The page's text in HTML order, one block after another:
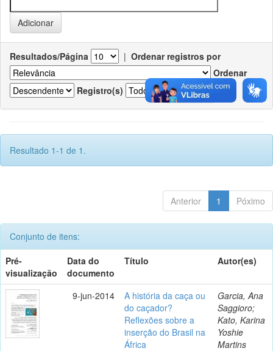
Resultados/Página | Ordenar registros por
Ordenar
Registro(s)
Resultado 1-1 de 1.
Anterior 1 Póximo
Conjunto de itens:
Pré-
visualização
Data do
documento
Título Autor(es)
9-jun-2014
A história da caça ou
do caçador?
Reflexões sobre a
inserção do Brasil na
África
Garcia, Ana
Saggioro;
Kato, Karina
Yoshie
Martins